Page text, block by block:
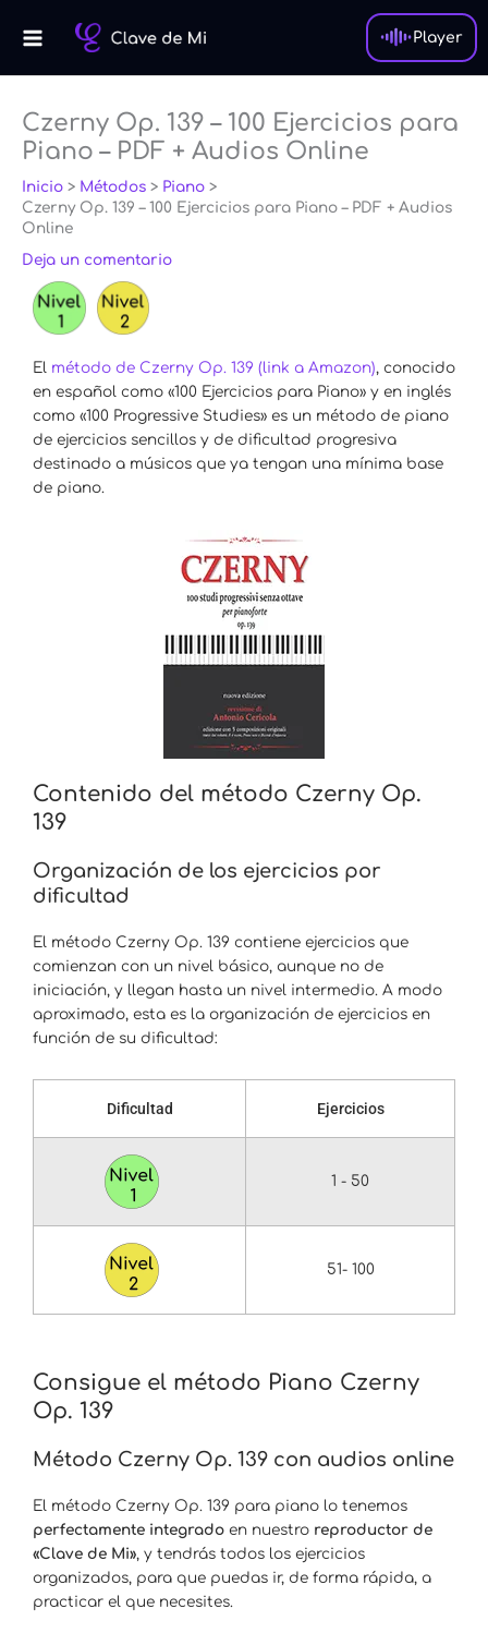
Player
Czerny Op. 139 – 100 Ejercicios para
Piano – PDF + Audios Online
Inicio Métodos
Piano
Czerny Op. 139 – 100 Ejercicios para Piano – PDF + Audios
Online
Deja un comentario
El método de Czerny Op. 139 (link a Amazon), conocido
en español como «100 Ejercicios para Piano» y en inglés
como «100 Progressive Studies» es un método de piano
de ejercicios sencillos y de dificultad progresiva
destinado a músicos que ya tengan una mínima base
de piano.
Contenido del método Czerny Op.
139
Organización de los ejercicios por
dificultad
El método Czerny Op. 139 contiene ejercicios que
comienzan con un nivel básico, aunque no de
iniciación, y llegan hasta un nivel intermedio. A modo
aproximado, esta es la organización de ejercicios en
función de su dificultad:
Dificultad Ejercicios
1 - 50
51- 100
Consigue el método Piano Czerny
Op. 139
Método Czerny Op. 139 con audios online
El método Czerny Op. 139 para piano lo tenemos
perfectamente integrado en nuestro reproductor de
«Clave de Mi», y tendrás todos los ejercicios
organizados, para que puedas ir, de forma rápida, a
practicar el que necesites.